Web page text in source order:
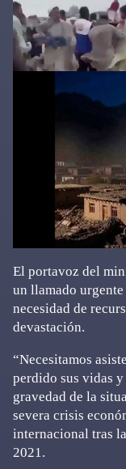
El portavoz del
un llamado
necesidad de
devastación.
“Necesitamos
perdido sus vidas
gravedad de la
severa crisis
internacional tras
2021.